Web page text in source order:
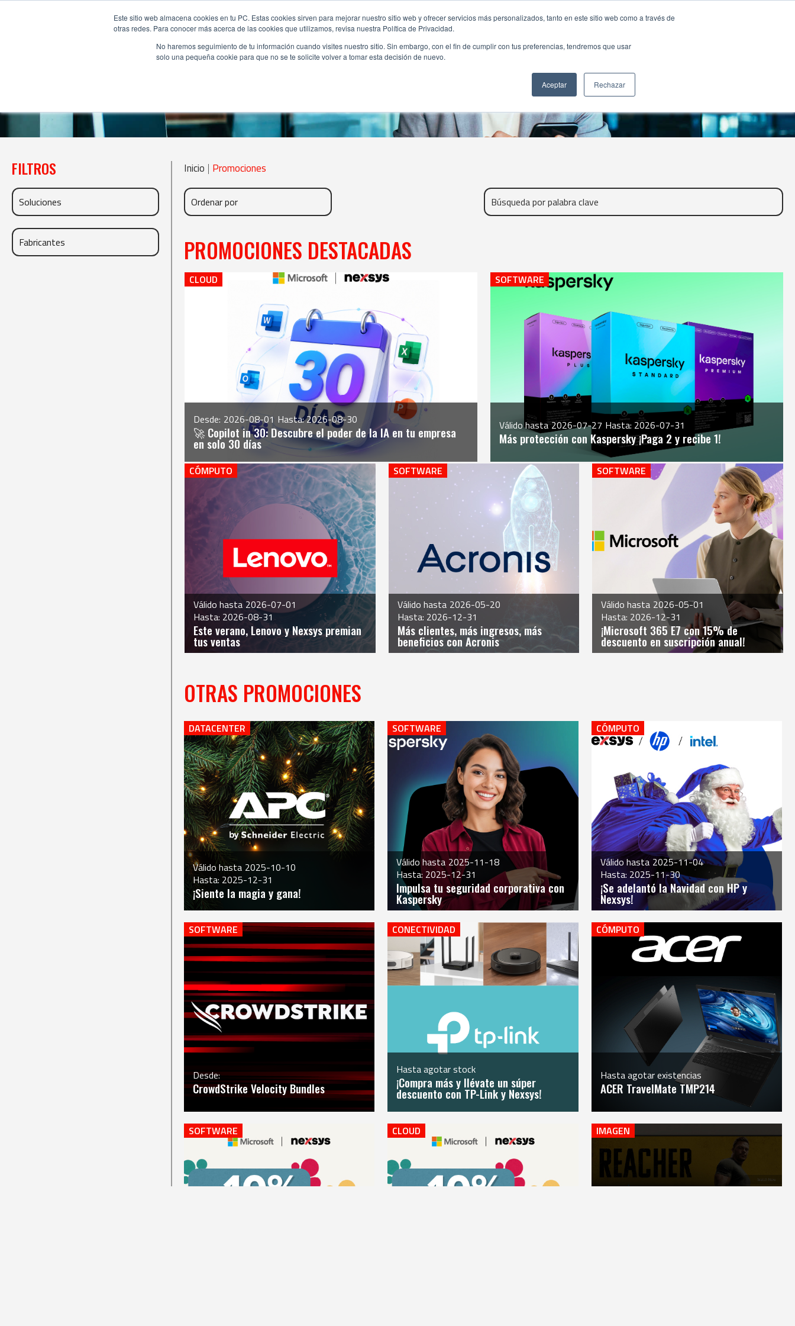
Este sitio web almacena cookies en tu PC. Estas cookies sirven para mejorar nuestro sitio web y ofrecer servicios más personalizados, tanto en este sitio web como a través de
otras redes. Para conocer más acerca de las cookies que utilizamos, revisa nuestra Política de Privacidad.
No haremos seguimiento de tu información cuando visites nuestro sitio. Sin embargo, con el fin de cumplir con tus preferencias, tendremos que usar
solo una pequeña cookie para que no se te solicite volver a tomar esta decisión de nuevo.
Aceptar Rechazar
FILTROS Inicio | Promociones
PROMOCIONES DESTACADAS
CLOUD
Desde: 2026-08-01 Hasta: 2026-08-30
🚀 Copilot in 30: Descubre el poder de la IA en tu empresa
en solo 30 días
SOFTWARE
Válido hasta 2026-07-27 Hasta: 2026-07-31
Más protección con Kaspersky ¡Paga 2 y recibe 1!​
CÓMPUTO
Válido hasta 2026-07-01
Hasta: 2026-08-31
Este verano, Lenovo y Nexsys premian
tus ventas
SOFTWARE
Válido hasta 2026-05-20
Hasta: 2026-12-31
Más clientes, más ingresos, más
beneficios con Acronis​
SOFTWARE
Válido hasta 2026-05-01
Hasta: 2026-12-31
¡Microsoft 365 E7 con 15% de
descuento en suscripción anual!
OTRAS PROMOCIONES
DATACENTER
Válido hasta 2025-10-10
Hasta: 2025-12-31
¡Siente la magia y gana!​
SOFTWARE
Válido hasta 2025-11-18
Hasta: 2025-12-31
Impulsa tu seguridad corporativa con
Kaspersky
CÓMPUTO
Válido hasta 2025-11-04
Hasta: 2025-11-30
¡Se adelantó la Navidad con HP y
Nexsys!​
SOFTWARE
Desde:
CrowdStrike Velocity Bundles
CONECTIVIDAD
Hasta agotar stock
¡Compra más y llévate un súper
descuento con TP-Link y Nexsys!
CÓMPUTO
Hasta agotar existencias
ACER TravelMate TMP214
SOFTWARE CLOUD IMAGEN